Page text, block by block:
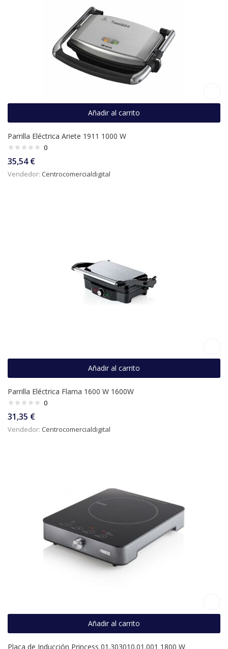
Añadir al carrito
Parrilla Eléctrica Ariete 1911 1000 W
0
35,54€
Vendedor: Centrocomercialdigital
Añadir al carrito
Parrilla Eléctrica Flama 1600 W 1600W
0
31,35 €
Vendedor: Centrocomercialdigital
Añadir al carrito
Placa de Inducción Princess 01.303010.01.001 1800 W